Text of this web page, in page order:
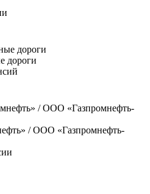
дороги
/ ООО «Газпромнефть-